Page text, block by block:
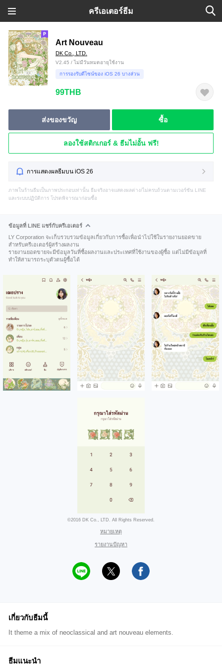
ครีเอเตอร์ธีม
Art Nouveau
DK Co., LTD.
V2.45 / ไม่มีวันหมดอายุใช้งาน
การรองรับดีไซน์ของ iOS 26 บางส่วน
99THB
ส่งของขวัญ ซื้อ
ลองใช้สติกเกอร์ & ธีมไม่อั้น ฟรี!
การแสดงผลธีมบน iOS 26
ภาพในร้านธีมเป็นภาพประกอบเท่านั้น ธีมจริงอาจแสดงผลต่าง/ไม่ครบถ้วนตามเวอร์ชัน LINE
และระบบปฏิบัติการ โปรดพิจารณาก่อนซื้อ
ข้อมูลที่ LINE แชร์กับครีเอเตอร์
LY Corporation จะเก็บรวบรวมข้อมูลเกี่ยวกับการซื้อเพื่อนำไปใช้ในรายงานยอดขาย
สำหรับครีเอเตอร์ผู้สร้างผลงาน
รายงานยอดขายจะมีข้อมูลวันที่ซื้อผลงานและประเทศที่ใช้งานของผู้ซื้อ แต่ไม่มีข้อมูลที่
ทำให้สามารถระบุตัวตนผู้ซื้อได้
©2016 DK Co., LTD. All Rights Reserved.
หมายเหตุ
รายงานปัญหา
เกี่ยวกับธีมนี้
It theme a mix of neoclassical and art nouveau elements.
ธีมแนะนำ